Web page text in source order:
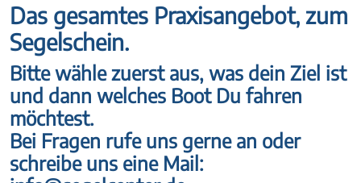
Das gesamtes Praxisangebot, zum
Segelschein.
Bitte wähle zuerst aus, was dein Ziel ist
und dann welches Boot Du fahren
möchtest.
Bei Fragen rufe uns gerne an oder
schreibe uns eine Mail: